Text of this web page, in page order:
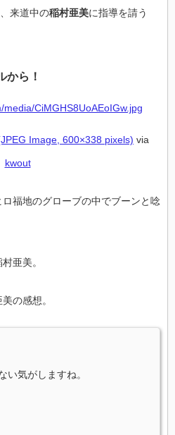
来道中の稲村亜美に指導を請う
から！
Image, 600×338 pixels) via
kwout
福地のグローブの中でブーンと唸
亜美。
の感想。
い気がしますね。